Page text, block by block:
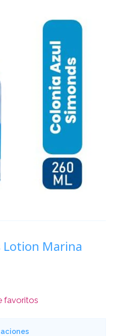
Lotion Marina
favoritos